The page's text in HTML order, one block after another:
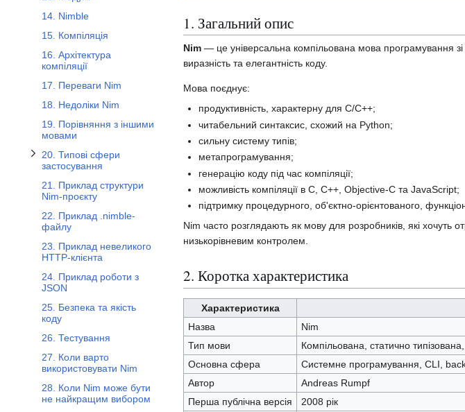
14. Nimble
15. Компіляція
16. Архітектура
компіляції
17. Переваги Nim
18. Недоліки Nim
19. Порівняння з іншими
мовами
20. Типові сфери
застосування
Перемкнути підрозділ 20. Типові сфери застосування
21. Приклад структури
Nim-проєкту
22. Приклад .nimble-
файлу
23. Приклад невеликого
HTTP-клієнта
24. Приклад роботи з
JSON
25. Безпека та якість
коду
26. Тестування
27. Коли варто
використовувати Nim
28. Коли Nim може бути
не найкращим вибором
1. Загальний опис
Nim — це універсальна компільована мова програмування зі
виразність та елегантність коду.
Мова поєднує:
продуктивність, характерну для C/C++;
читабельний синтаксис, схожий на Python;
сильну систему типів;
метапрограмування;
генерацію коду під час компіляції;
можливість компіляції в C, C++, Objective-C та JavaScript;
підтримку процедурного, об'єктно-орієнтованого,
Nim часто розглядають як мову для розробників, які хочуть
низькорівневим контролем.
2. Коротка характеристика
Характеристика
Назва
Nim
Тип мови
Компільована, статично
Основна сфера
Системне програмування, CLI,
Автор
Andreas Rumpf
Перша публічна версія
2008 рік